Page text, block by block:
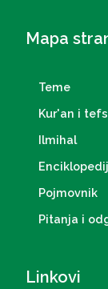
Mapa
Teme
Kur'an i
Ilmihal
Pojmovnik
Pitanja i
Linkovi